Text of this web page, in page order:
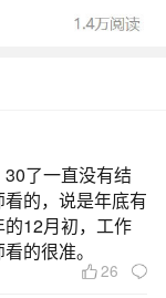
都是很常见
大麻烦，下
的年、月、
了一直没有结
的，说是年底有
12月初，工作
的很准。
26